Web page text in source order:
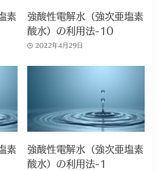
素
強酸性電解水（強次亜塩素
酸水）の利用法-10
2022年4月29日
素
強酸性電解水（強次亜塩素
酸水）の利用法-1